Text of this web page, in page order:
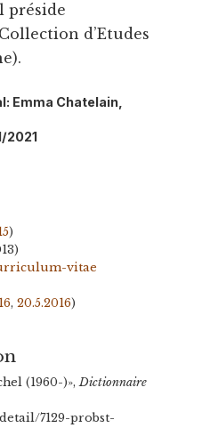
préside
d’Etudes
Emma Chatelain,
2021
)
vitae
, 20.5.2016)
(1960-)»,Dictionnaire
7129-probst-